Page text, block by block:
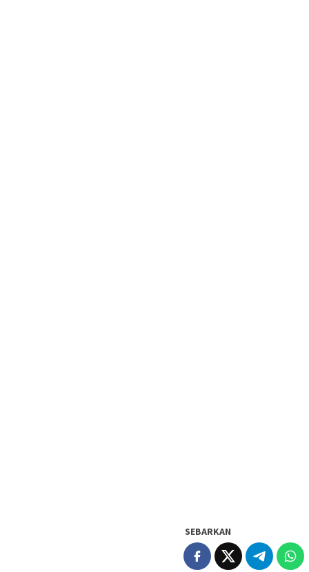
SEBARKAN